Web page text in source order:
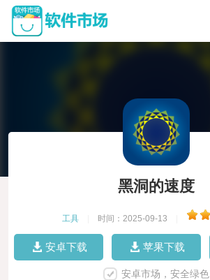
黑洞的速度
工具 时间：2025-09-13
安卓下载 苹果下载
安卓市场，安全绿色